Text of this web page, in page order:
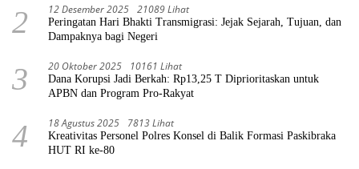
2 12 Desember 2025 21089 Lihat
Peringatan Hari Bhakti Transmigrasi: Jejak Sejarah, Tujuan, dan
Dampaknya bagi Negeri
3 20 Oktober 2025 10161 Lihat
Dana Korupsi Jadi Berkah: Rp13,25 T Diprioritaskan untuk
APBN dan Program Pro-Rakyat
4 18 Agustus 2025 7813 Lihat
Kreativitas Personel Polres Konsel di Balik Formasi Paskibraka
HUT RI ke-80